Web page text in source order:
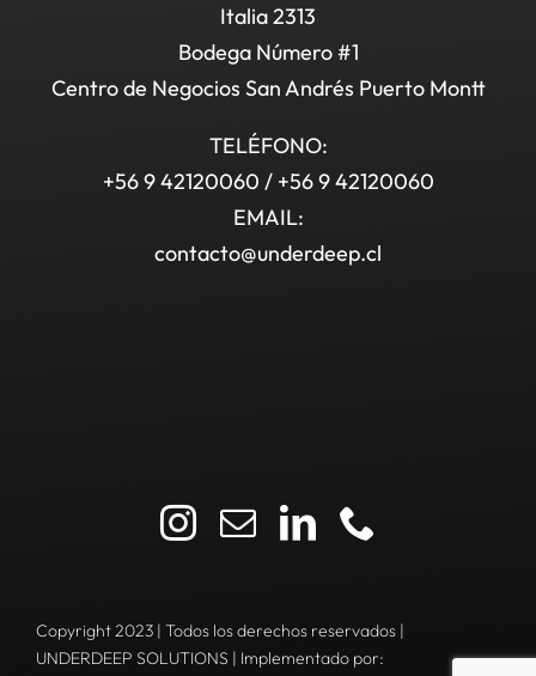
Italia 2313
Bodega Número #1
Centro de Negocios San Andrés Puerto Montt
TELÉFONO:
+56 9 42120060 / +56 9 42120060
EMAIL:
contacto@underdeep.cl
Copyright 2023 | Todos los derechos reservados |
UNDERDEEP SOLUTIONS | Implementado por: